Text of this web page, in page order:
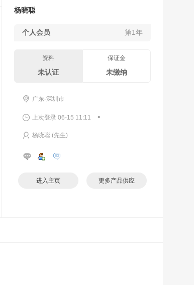
杨晓聪
个人会员 第1年
资料
未认证
保证金
未缴纳
广东-深圳市
上次登录 06-15 11:11 •
杨晓聪 (先生)
进入主页 更多产品供应